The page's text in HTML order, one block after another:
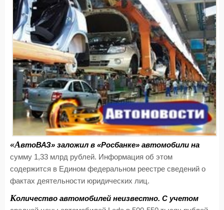
«АвтоВАЗ» заложил в «Росбанке» автомобили на
сумму 1,33 млрд рублей. Информация об этом
содержится в Едином федеральном реестре сведений о
фактах деятельности юридических лиц.
Количество автомобилей неизвестно. С учетом